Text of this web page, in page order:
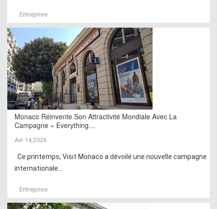
Entreprise
Monaco Réinvente Son Attractivité Mondiale Avec La
Campagne « Everything…
Avr 14,2026
Ce printemps, Visit Monaco a dévoilé une nouvelle campagne
internationale...
Entreprise